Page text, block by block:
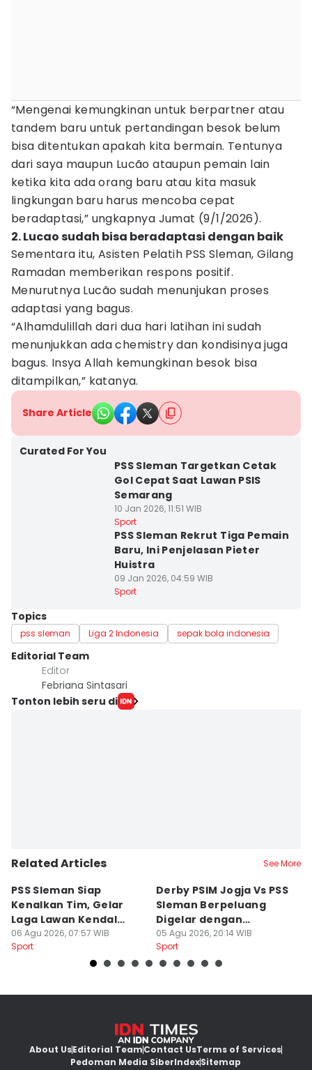
“Mengenai kemungkinan untuk berpartner atau
tandem baru untuk pertandingan besok belum
bisa ditentukan apakah kita bermain. Tentunya
dari saya maupun Lucão ataupun pemain lain
ketika kita ada orang baru atau kita masuk
lingkungan baru harus mencoba cepat
beradaptasi,” ungkapnya Jumat (9/1/2026).
2. Lucao sudah bisa beradaptasi dengan baik
Sementara itu, Asisten Pelatih PSS Sleman, Gilang
Ramadan memberikan respons positif.
Menurutnya Lucão sudah menunjukan proses
adaptasi yang bagus.
“Alhamdulillah dari dua hari latihan ini sudah
menunjukkan ada chemistry dan kondisinya juga
bagus. Insya Allah kemungkinan besok bisa
ditampilkan,” katanya.
Share Article
Curated For You
PSS Sleman Targetkan Cetak
Gol Cepat Saat Lawan PSIS
Semarang
10 Jan 2026, 11:51 WIB
Sport
PSS Sleman Rekrut Tiga Pemain
Baru, Ini Penjelasan Pieter
Huistra
09 Jan 2026, 04:59 WIB
Sport
Topics
pss sleman Liga 2 Indonesia sepak bola indonesia
Editorial Team
Editor
Febriana Sintasari
Tonton lebih seru di
Related Articles See More
PSS Sleman Siap
Kenalkan Tim, Gelar
Laga Lawan Kendal
Tornado FC
06 Agu 2026, 07:57 WIB
Sport
Derby PSIM Jogja Vs PSS
Sleman Berpeluang
Digelar dengan
Penonton
05 Agu 2026, 20:14 WIB
Sport
About UsEditorial TeamContact UsTerms of Services
Pedoman Media SiberIndexSitemap